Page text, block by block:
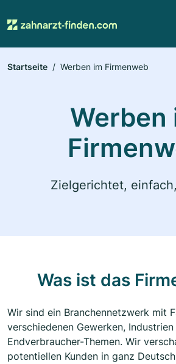
Startseite Werben im Firmenweb
Werben
Zielgerichtet,
Was ist das
Wir sind ein Branchennetzwerk mit
verschiedenen Gewerken, Industrien
Endverbraucher-Themen. Wir
potentiellen Kunden in ganz